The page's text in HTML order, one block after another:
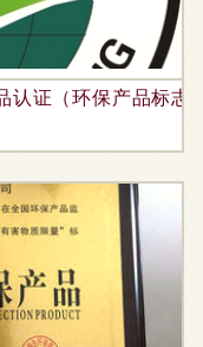
认证（环保产品标志